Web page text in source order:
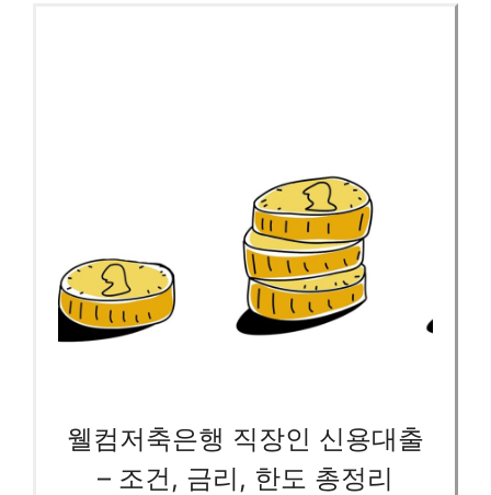
웰컴저축은행 직장인 신용대출
– 조건, 금리, 한도 총정리